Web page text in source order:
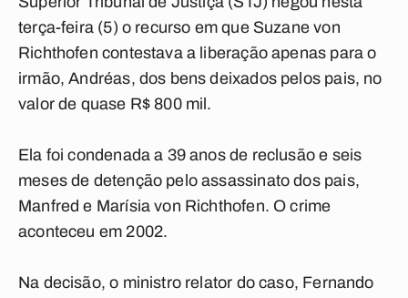
terça-feira (5) o recurso em que Suzane von
Richthofen contestava a liberação apenas para o
irmão, Andréas, dos bens deixados pelos pais, no
valor de quase R$ 800 mil.
Ela foi condenada a 39 anos de reclusão e seis
meses de detenção pelo assassinato dos pais,
Manfred e Marísia von Richthofen. O crime
aconteceu em 2002.
Na decisão, o ministro relator do caso, Fernando